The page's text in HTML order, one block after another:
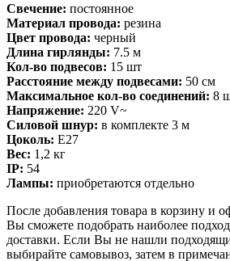
Свечение: постоянное
Материал провода: резина
Цвет провода: черный
Длина гирлянды: 7.5 м
Кол-во подвесов: 15 шт
Расстояние между подвесами: 50 см
Максимальное кол-во соединений: 8
Напряжение: 220 V~
Силовой шнур: в комплекте 3 м
Цоколь: E27
Вес: 1,2 кг
IP: 54
Лампы: приобретаются отдельно
После добавления товара в корзину и
Вы сможете подобрать наиболее
доставки. Если Вы не нашли
выбирайте самовывоз, затем в